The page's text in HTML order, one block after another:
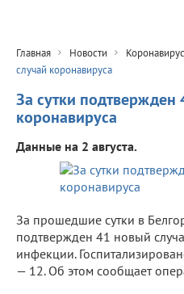
Главная Новости Коронавирус
случай коронавируса
За сутки подтвержден
коронавируса
Данные на 2 августа.
За прошедшие сутки в
подтвержден 41 новый
инфекции.
— 12. Об этом сообщает